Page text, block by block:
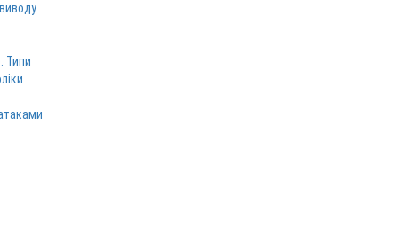
Типи